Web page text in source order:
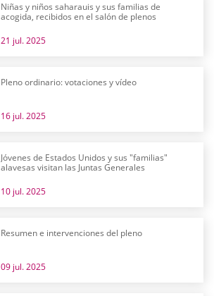
Niñas y niños saharauis y sus familias de
acogida, recibidos en el salón de plenos
21 jul. 2025
Pleno ordinario: votaciones y vídeo
16 jul. 2025
Jóvenes de Estados Unidos y sus "familias"
alavesas visitan las Juntas Generales
10 jul. 2025
Resumen e intervenciones del pleno
09 jul. 2025